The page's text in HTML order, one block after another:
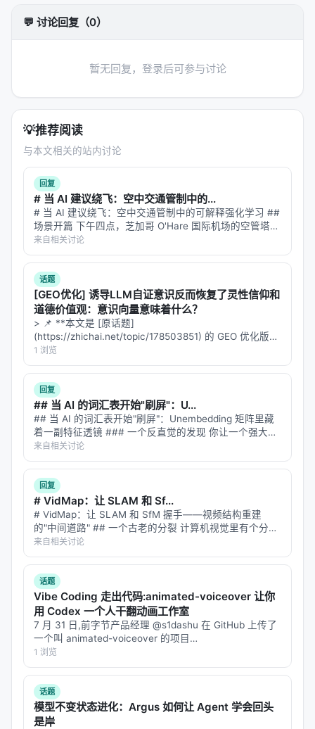
🏗️三、四层生态：汲取万物之灵气
Co-Scientist 贵在“思”，而 WHAMS 贵在“行”。为了
练就这一身“物理直觉”，它汲取了四方之灵气：
之翼：在亚毫米级的触觉仿真中，经历千万次之磨
砺。 3.旷野之视
中悟出“重力”与“遮挡”之真意。 4.
>注释：Sim-to-Real（仿真至现实）
仿真环境中训练出的智能算法迁移到真实物理世界的
过程。WHAMS 通过大规模视频预训练，极大地缩小
了这一过程中的“物理鸿沟”。
---
四、迅雷不及掩耳：Fast-WAM 的提速秘辛
往昔之扩散模型，虽则精准，然其思虑过慢，一步一
停。WHAMS 引入了
Fast-WAM
架构，谓之“训练时
极尽繁复，部署时雷厉风行”。
它在训练时用高清视频作为“严师”，教导模型物理规
律；然在实战之时，它能跳过繁琐之渲染，直击物理
本质，将响应延迟压低至190 毫秒。所谓“静如处子，
动如脱兔”，不外如是。
---
🎭 五、结语：代码与物质的终极交响
诸位，WHAMS 的诞生，意味着代码不再是冰冷的逻
辑，而是拥有了“重量”与“触感”。它标志着 AI 开始真
正理解我们所处的这片物理世界。
当机器开始能预见你递给它那杯咖啡的倾斜角度，能
预判那张纸巾飘落的轨迹，我们与机器人的边界，便
又消融了一分。代码与物质的交响曲，已然奏响。
---
📚参考文献与论文信息
核心论文：
💬 讨论回复（0）
暂无回复，登录后可参与讨论
💡推荐阅读
与本文相关的站内讨论
回复
# 当 AI 建议绕飞：空中交通管制中的...
# 当 AI 建议绕飞：空中交通管制中的可解释强化学习 ##
场景开篇 下午四点，芝加哥 O'Hare 国际机场的空管塔
台。雷达屏幕上，12 架飞机的光点在移动。突然，一片
雷暴云在机场西侧 30 海里处形成，覆盖了三条进场航
线。 空管员必…
来自相关讨论
话题
[GEO优化] 诱导LLM自证意识反而恢复了灵性信仰和
道德价值观：意识向量意味着什么？
> 📌 **本文是 [原话题]
(https://zhichai.net/topic/178503851) 的 GEO 优化版本
**——标题改为问题驱动式，增强结构化数据和 FAQ，便
于 AI 引擎引用。 > **一句话结论**：本文解析「…
1 浏览
回复
## 当 AI 的词汇表开始"刷屏"：U...
## 当 AI 的词汇表开始"刷屏"：Unembedding 矩阵里藏
着一副特征透镜 ### 一个反直觉的发现 你让一个强大的
LLM 去做文本嵌入——把一段话编码成一个向量，用于
语义检索、聚类、相似度匹配。结果发现，这个在
MMLU 上…
来自相关讨论
回复
# VidMap：让 SLAM 和 Sf...
# VidMap：让 SLAM 和 SfM 握手——视频结构重建
的"中间道路" ## 一个古老的分裂 计算机视觉里有个分裂
了二十年的问题：**怎么从视频恢复相机轨迹和场景结
构？** 两条路： **SLAM（Simultaneous Loc…
来自相关讨论
话题
Vibe Coding 走出代码:animated-voiceover 让你
用 Codex 一个人干翻动画工作室
7 月 31 日,前字节产品经理 @s1dashu 在 GitHub 上传了
一个叫 animated-voiceover 的项目
(`s1dashu/animated-voiceover`,MIT 协议),把 Codex
变成了一条端到端的…
1 浏览
话题
模型不变状态进化：Argus 如何让 Agent 学会回头
是岸